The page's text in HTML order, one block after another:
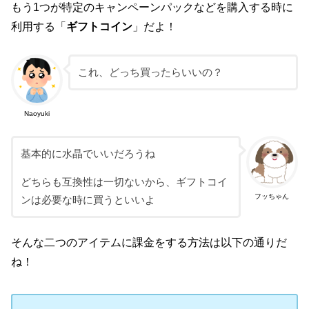
もう1つが特定のキャンペーンパックなどを購入する時に
利用する「ギフトコイン 」だよ！
Naoyuki
これ、どっち買ったらいいの？
フッちゃん
基本的に水晶でいいだろうね
どちらも互換性は一切ないから、ギフトコイ
ンは必要な時に買うといいよ
そんな二つのアイテムに課金をする方法は以下の通りだ
ね！